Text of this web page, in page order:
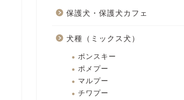
保護犬・保護犬カフェ
犬種（ミックス犬）
ポンスキー
ポメプー
マルプー
チワプー